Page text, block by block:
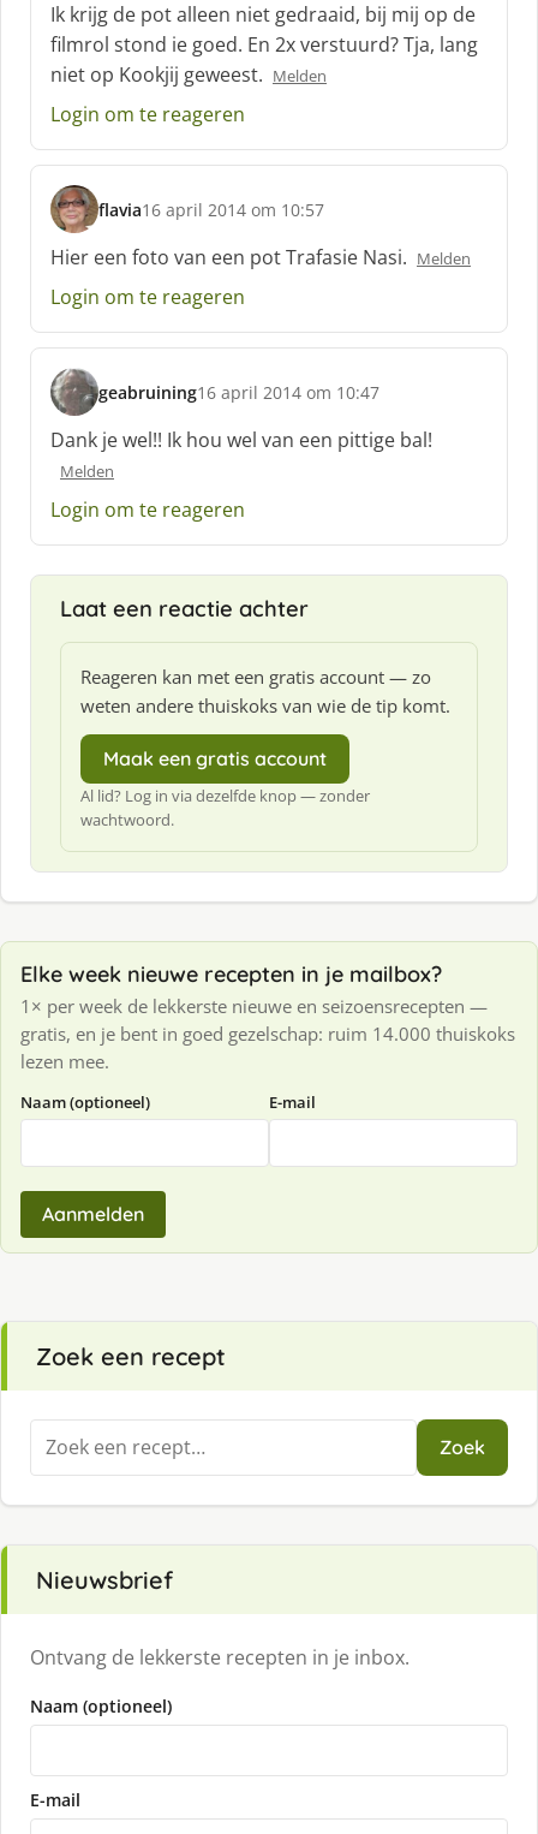
r
e
e
:
Ik krijg de pot alleen niet gedraaid, bij mij op de
filmrol stond ie goed. En 2x verstuurd? Tja, lang
niet op Kookjij geweest. Melden
Login om te reageren
flavia
s
c
h
r
e
f
:
16 april 2014 om 10:57
Hier een foto van een pot Trafasie Nasi. Melden
Login om te reageren
geabruining
s
c
h
e
:
16 april 2014 om 10:47
Dank je wel!! Ik hou wel van een pittige bal!
Melden
Login om te reageren
Laat een reactie achter
Reageren kan met een gratis account — zo
weten andere thuiskoks van wie de tip komt.
Maak een gratis account
Al lid? Log in via dezelfde knop — zonder
wachtwoord.
Elke week nieuwe recepten in je mailbox?
1× per week de lekkerste nieuwe en seizoensrecepten —
gratis, en je bent in goed gezelschap: ruim 14.000 thuiskoks
lezen mee.
Naam (optioneel) E-mail
Aanmelden
Zoek een recept
Zoeken
naar:
Zoek
Nieuwsbrief
Ontvang de lekkerste recepten in je inbox.
Naam (optioneel)
E-mail